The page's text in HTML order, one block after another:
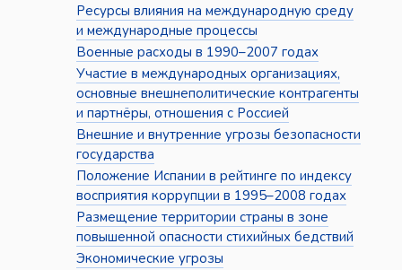
Ресурсы влияния на международную среду
и международные процессы
Военные расходы в 1990–2007 годах
Участие в международных организациях,
основные внешнеполитические контрагенты
и партнёры, отношения с Россией
Внешние и внутренние угрозы безопасности
государства
Положение Испании в рейтинге по индексу
восприятия коррупции в 1995–2008 годах
Размещение территории страны в зоне
повышенной опасности стихийных бедствий
Экономические угрозы